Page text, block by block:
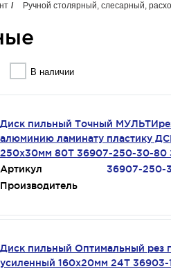
Ручной столярный, слесарный,
В наличии
Диск пильный Точный
алюминию ламинату пластику
250х30мм 80Т 36907-250-30-80
Артикул
36907-250-
Производитель
Диск пильный Оптимальный рез
усиленный 160х20мм 24Т